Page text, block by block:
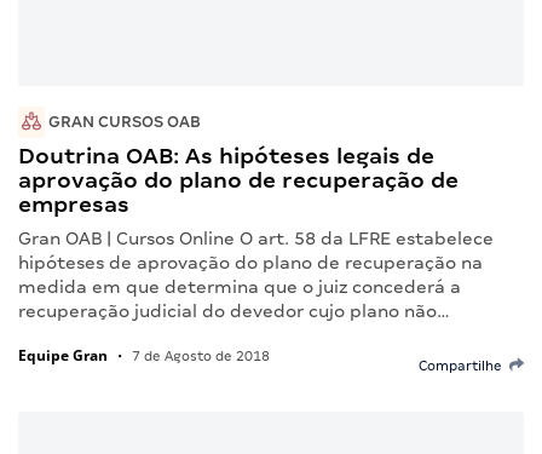
GRAN CURSOS OAB
Doutrina OAB: As hipóteses legais de
aprovação do plano de recuperação de
empresas
Gran OAB | Cursos Online O art. 58 da LFRE estabelece
hipóteses de aprovação do plano de recuperação na
medida em que determina que o juiz concederá a
recuperação judicial do devedor cujo plano não…
Equipe Gran • 7 de Agosto de 2018
Compartilhe